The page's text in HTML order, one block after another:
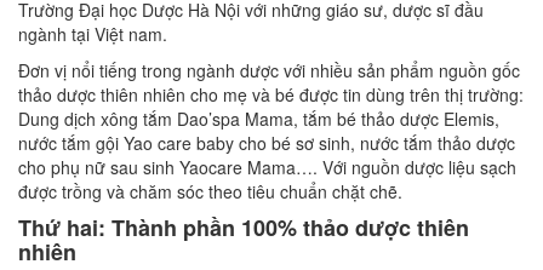
Trường Đại học Dược Hà Nội với những giáo sư, dược sĩ đầu
ngành tại Việt nam.
Đơn vị nổi tiếng trong ngành dược với nhiều sản phẩm nguồn gốc
thảo dược thiên nhiên cho mẹ và bé được tin dùng trên thị trường:
Dung dịch xông tắm Dao’spa Mama, tắm bé thảo dược Elemis,
nước tắm gội Yao care baby cho bé sơ sinh, nước tắm thảo dược
cho phụ nữ sau sinh Yaocare Mama…. Với nguồn dược liệu sạch
được trồng và chăm sóc theo tiêu chuẩn chặt chẽ.
Thứ hai: Thành phần 100% thảo dược thiên
nhiên